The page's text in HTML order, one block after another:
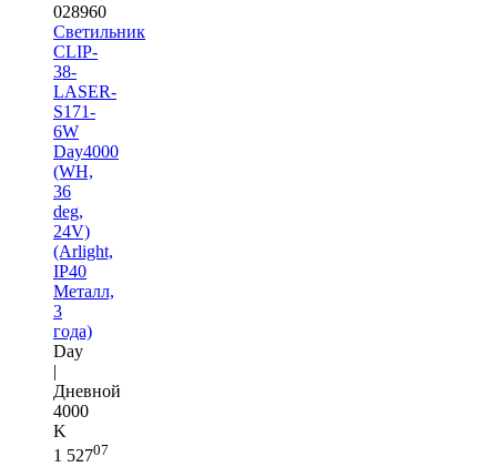
028960
Светильник
CLIP-
38-
LASER-
S171-
6W
Day4000
(WH,
36
deg,
24V)
(Arlight,
IP40
Металл,
3
года)
Day
|
Дневной
4000
K
1 52707